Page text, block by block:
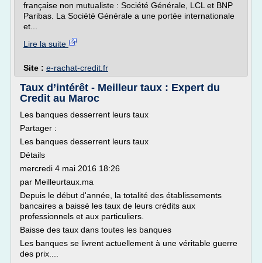
française non mutualiste : Société Générale, LCL et BNP
Paribas. La Société Générale a une portée internationale
et...
Lire la suite
Site : e-rachat-credit.fr
Taux d’intérêt - Meilleur taux : Expert du
Credit au Maroc
Les banques desserrent leurs taux
Partager :
Les banques desserrent leurs taux
Détails
mercredi 4 mai 2016 18:26
par Meilleurtaux.ma
Depuis le début d'année, la totalité des établissements
bancaires a baissé les taux de leurs crédits aux
professionnels et aux particuliers.
Baisse des taux dans toutes les banques
Les banques se livrent actuellement à une véritable guerre
des prix....